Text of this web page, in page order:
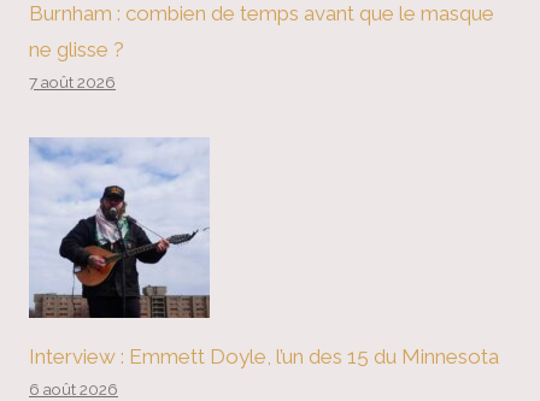
Burnham : combien de temps avant que le masque
ne glisse ?
7 août 2026
Interview : Emmett Doyle, l’un des 15 du Minnesota
6 août 2026